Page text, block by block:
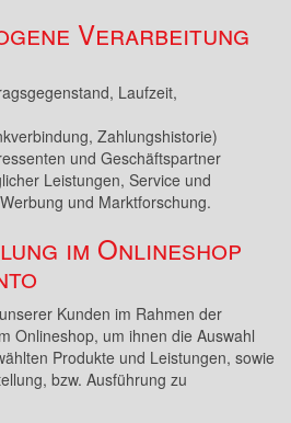
Verarbeitung
Laufzeit,
Zahlungshistorie)
und Geschäftspartner
Leistungen, Service und
und Marktforschung.
im Onlineshop
Kunden im Rahmen der
Onlineshop, um ihnen die Auswahl
Produkte und Leistungen, sowie
bzw. Ausführung zu